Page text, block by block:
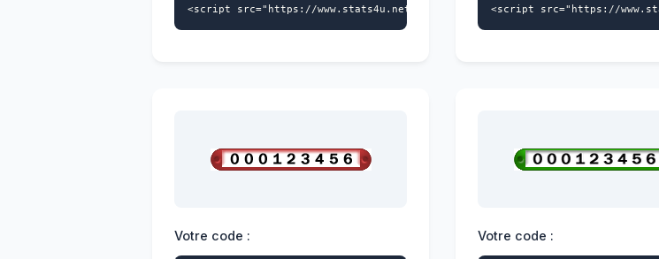
<script src="https://www.stats4u.net/s4u.js" data-id="4228404541" data-
<script src="https://
Votre code : Votre code :